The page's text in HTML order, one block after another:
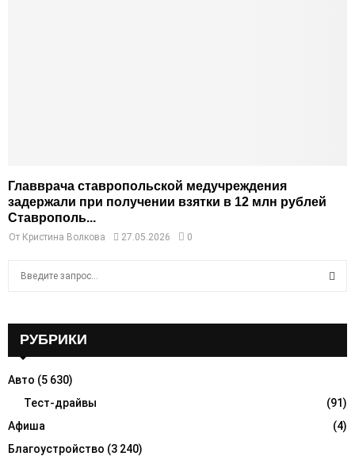
Главврача ставропольской медучреждения
задержали при получении взятки в 12 млн рублей
Ставрополь...
От Кристина Волкова 27.05.2026 0
o
R
C
РУБРИКИ
Авто (5 630)
Тест-драйвы
(91)
Афиша
(4)
Благоустройство (3 240)